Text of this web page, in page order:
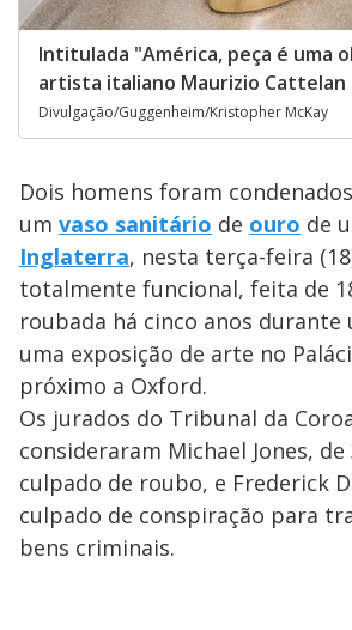
Intitulada "América, peça é uma
artista italiano Maurizio Cattelan
Divulgação/Guggenheim/Kristopher McKay
Dois homens foram
um vaso sanitário de ouro de
Inglaterra, nesta terça-feira
totalmente funcional, feita de
roubada há cinco anos durante
uma exposição de arte no
próximo a Oxford.
Os jurados do Tribunal da
consideraram Michael Jones, de
culpado de roubo, e Frederick
culpado de conspiração para
bens criminais.